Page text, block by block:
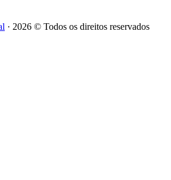
· 2026 © Todos os direitos reservados